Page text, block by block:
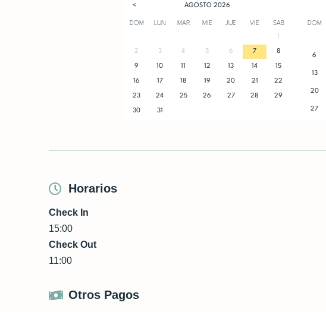
< AGOSTO 2026
DOM LUN MAR MIE JUE VIE
SAB
1
2 3 4 5 6 7 8
9 10 11 12 13 14 15
16 17 18 19 20 21 22
23 24 25 26 27 28 29
30 31
DOM
6
13
20
27
Horarios
Check In
15:00
Check Out
11:00
Otros Pagos